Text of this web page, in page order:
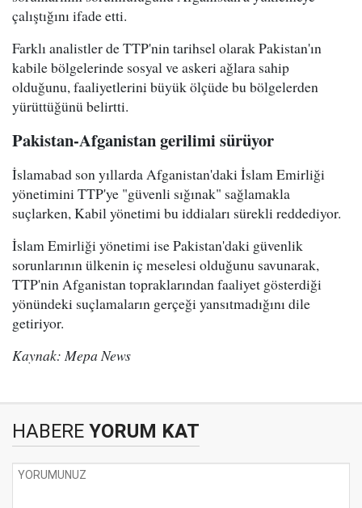
çalıştığını ifade etti.
Farklı analistler de TTP'nin tarihsel olarak Pakistan'ın
kabile bölgelerinde sosyal ve askeri ağlara sahip
olduğunu, faaliyetlerini büyük ölçüde bu bölgelerden
yürüttüğünü belirtti.
Pakistan-Afganistan gerilimi sürüyor
İslamabad son yıllarda Afganistan'daki İslam Emirliği
yönetimini TTP'ye "güvenli sığınak" sağlamakla
suçlarken, Kabil yönetimi bu iddiaları sürekli reddediyor.
İslam Emirliği yönetimi ise Pakistan'daki güvenlik
sorunlarının ülkenin iç meselesi olduğunu savunarak,
TTP'nin Afganistan topraklarından faaliyet gösterdiği
yönündeki suçlamaların gerçeği yansıtmadığını dile
getiriyor.
Kaynak: Mepa News
HABERE YORUM KAT